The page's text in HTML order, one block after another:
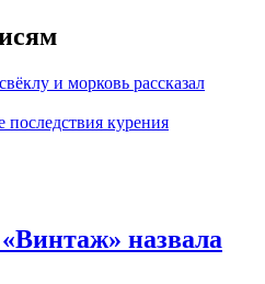
и морковь рассказал
курения
назвала